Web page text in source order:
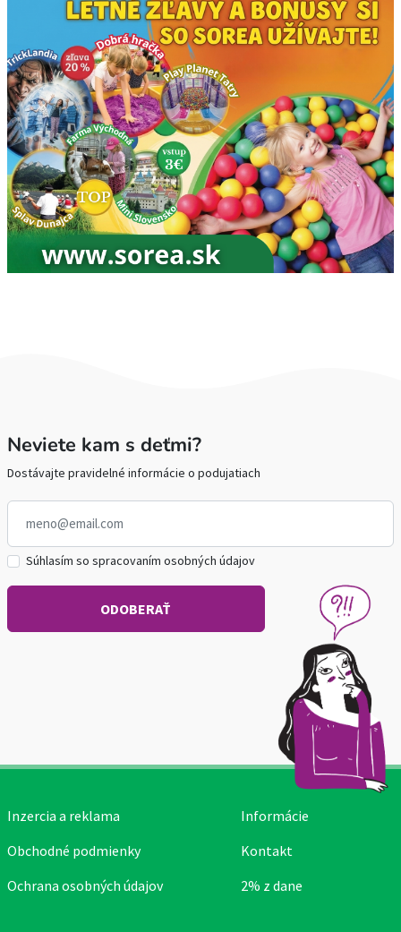
Neviete kam s deťmi?
Dostávajte pravidelné informácie o podujatiach
Súhlasím so spracovaním osobných údajov
Inzercia a reklama
Obchodné podmienky
Ochrana osobných údajov
Informácie
Kontakt
2% z dane